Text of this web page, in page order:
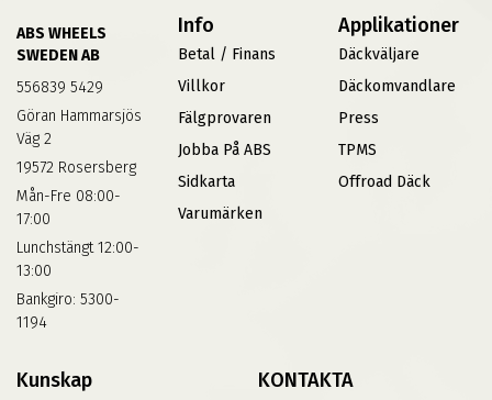
ABS WHEELS
SWEDEN AB
556839 5429
Göran Hammarsjös
Väg 2
19572 Rosersberg
Mån-Fre 08:00-
17:00
Lunchstängt 12:00-
13:00
Bankgiro: 5300-
1194
Info
Betal / Finans
Villkor
Fälgprovaren
Jobba På ABS
Sidkarta
Varumärken
Applikationer
Däckväljare
Däckomvandlare
Press
TPMS
Offroad Däck
Kunskap KONTAKTA